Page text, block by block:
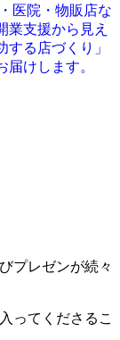
医院・物販店な
業支援から見え
する店づくり」
届けします。
プレゼンが続々
ってくださるこ